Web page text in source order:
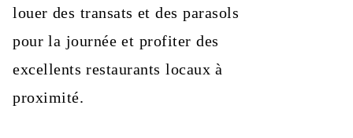
louer des transats et des parasols
pour la journée et profiter des
excellents restaurants locaux à
proximité.